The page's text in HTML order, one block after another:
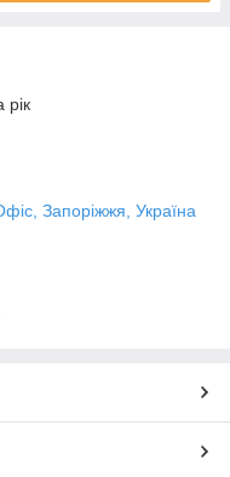
рік
Запоріжжя, Україна